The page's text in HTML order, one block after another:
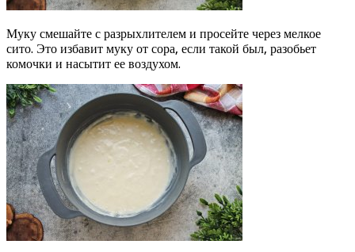
Муку смешайте с разрыхлителем и просейте через мелкое
сито. Это избавит муку от сора, если такой был, разобьет
комочки и насытит ее воздухом.